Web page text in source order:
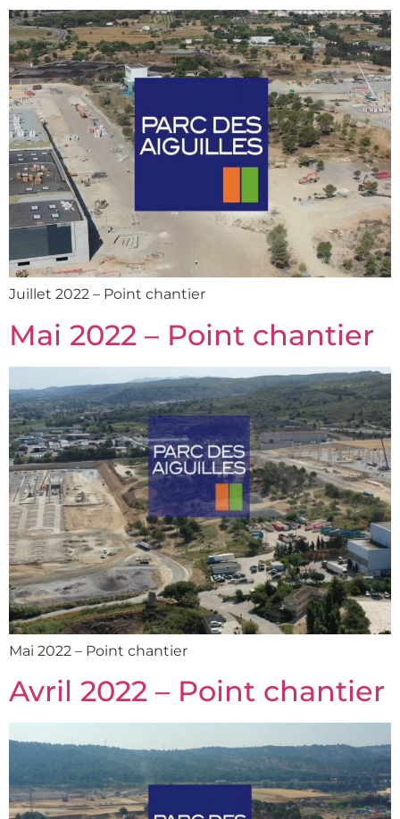
Juillet 2022 – Point chantier
Mai 2022 – Point chantier
Mai 2022 – Point chantier
Avril 2022 – Point chantier